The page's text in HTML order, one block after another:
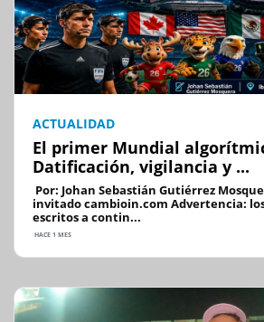
ACTUALIDAD
El primer Mundial
Datificación, vigilancia y ...
Por: Johan Sebastián Gutiérrez
invitado cambioin.com Advertencia:
escritos a contin...
HACE 1 MES